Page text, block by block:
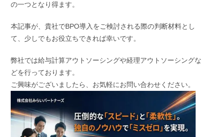
の一つとなり得ます。
本記事が、貴社でBPO導入をご検討される際の判断材料とし
て、少しでもお役立ちできれば幸いです。
弊社では給与計算アウトソーシングや経理アウトソーシングな
どを行っております。
ご興味がございましたら、お気軽にお問い合わせください。